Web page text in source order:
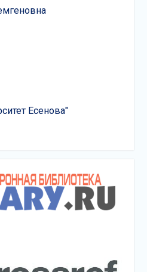
Есенова"